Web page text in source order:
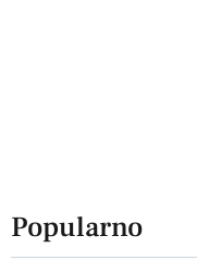
Popularno